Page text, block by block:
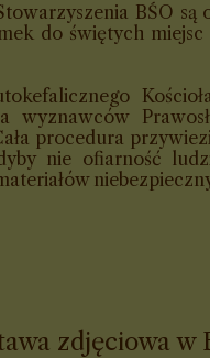
zdjęciowa w
BŚO
do świętych
wyznawców
procedura
nie ofiarność